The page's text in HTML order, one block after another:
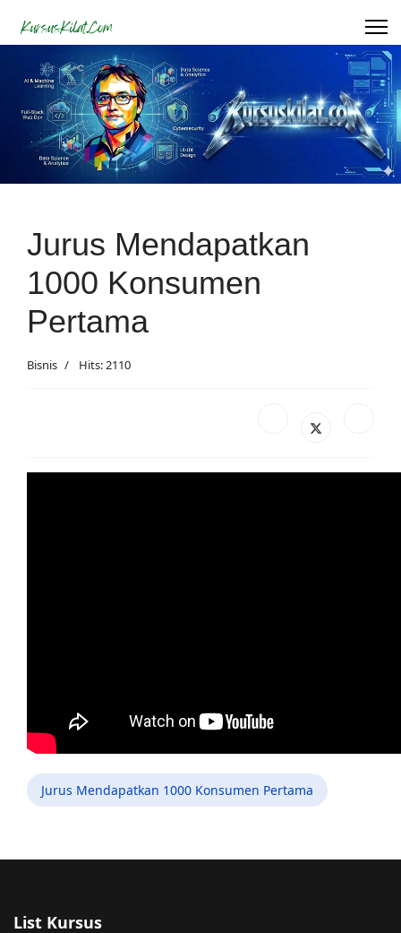
Jurus Mendapatkan
1000 Konsumen
Pertama
Bisnis Hits: 2110
Jurus Mendapatkan 1000 Konsumen Pertama
List Kursus